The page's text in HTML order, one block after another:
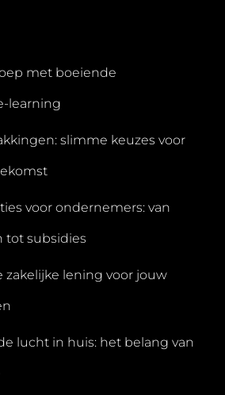
met boeiende
learning
slimme keuzes voor
voor ondernemers: van
tot subsidies
zakelijke lening voor jouw
lucht in huis: het belang van